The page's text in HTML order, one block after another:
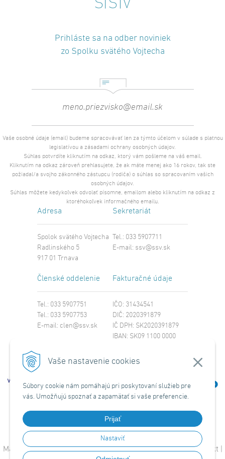
Vaše nastavenie cookies
Súbory cookie nám pomáhajú pri poskytovaní služieb pre
vás. Umožňujú spoznať a zapamätať si vaše preferencie.
Prijať
Nastaviť
Prihláste sa na odber noviniek
zo Spolku svätého Vojtecha
Vaše osobné údaje (email) budeme spracovávať len za týmto účelom v súlade s platnou
legislatívou a zásadami ochrany osobných údajov.
Súhlas potvrdíte kliknutím na odkaz, ktorý vám pošleme na váš email.
Kliknutím na odkaz zároveň prehlasujete, že ak máte menej ako 16 rokov, tak ste
požiadal/a svojho zákonného zástupcu (rodiča) o súhlas so spracovaním vašich
osobných údajov.
Súhlas môžete kedykoľvek odvolať písomne, emailom alebo kliknutím na odkaz z
ktoréhokoľvek informačného emailu.
Adresa
Spolok svätého Vojtecha
Radlinského 5
917 01 Trnava
Sekretariát
Tel.: 033 5907711
E-mail: ssv@ssv.sk
Členské oddelenie
Tel.: 033 5907751
Tel.: 033 5907753
E-mail: clen@ssv.sk
Fakturačné údaje
IČO: 31434541
DIČ: 2020391879
IČ DPH: SK2020391879
IBAN: SK09 1100 0000
SWIFT: TATRSKBX
Mapa stránky|Domov|Obchodné podmienky|O nás|Kontakt